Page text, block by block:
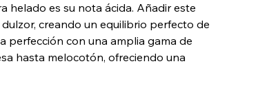
helado es su nota ácida. Añadir este
creando un equilibrio perfecto de
perfección con una amplia gama de
hasta melocotón, ofreciendo una